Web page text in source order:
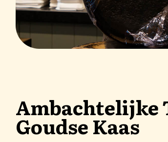
Ambachtelijke
Goudse Kaas